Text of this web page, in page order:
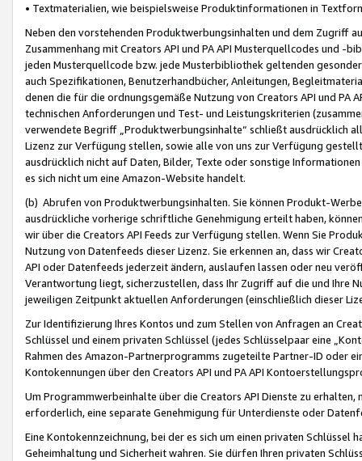
• Textmaterialien, wie beispielsweise Produktinformationen in
Neben den vorstehenden Produktwerbungsinhalten und dem Zugriff
Zusammenhang mit Creators API und PA API Musterquellcodes und
jeden Musterquellcode bzw. jede Musterbibliothek geltenden
auch Spezifikationen, Benutzerhandbücher, Anleitungen,
denen die für die ordnungsgemäße Nutzung von Creators API und PA
technischen Anforderungen und Test- und Leistungskriterien
verwendete Begriff „Produktwerbungsinhalte“ schließt ausdrücklich
Lizenz zur Verfügung stellen, sowie alle von uns zur Verfügung
ausdrücklich nicht auf Daten, Bilder, Texte oder sonstige
es sich nicht um eine Amazon-Website handelt.
(b) Abrufen von Produktwerbungsinhalten. Sie können Produkt-
ausdrückliche vorherige schriftliche Genehmigung erteilt haben,
wir über die Creators API Feeds zur Verfügung stellen. Wenn Sie
Nutzung von Datenfeeds dieser Lizenz. Sie erkennen an, dass wir
API oder Datenfeeds jederzeit ändern, auslaufen lassen oder neu
Verantwortung liegt, sicherzustellen, dass Ihr Zugriff auf die und Ihre
jeweiligen Zeitpunkt aktuellen Anforderungen (einschließlich dieser
Zur Identifizierung Ihres Kontos und zum Stellen von Anfragen an
Schlüssel und einem privaten Schlüssel (jedes Schlüsselpaar eine
Rahmen des Amazon-Partnerprogramms zugeteilte Partner-ID oder
Kontokennungen über den Creators API und PA API
Um Programmwerbeinhalte über die Creators API Dienste zu
erforderlich, eine separate Genehmigung für Unterdienste oder
Eine Kontokennzeichnung, bei der es sich um einen privaten
Geheimhaltung und Sicherheit wahren. Sie dürfen Ihren privaten